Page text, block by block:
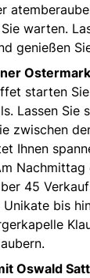
warten.
genießen
starten
Lassen
zwischen
Ihnen
45
bis
Oswald